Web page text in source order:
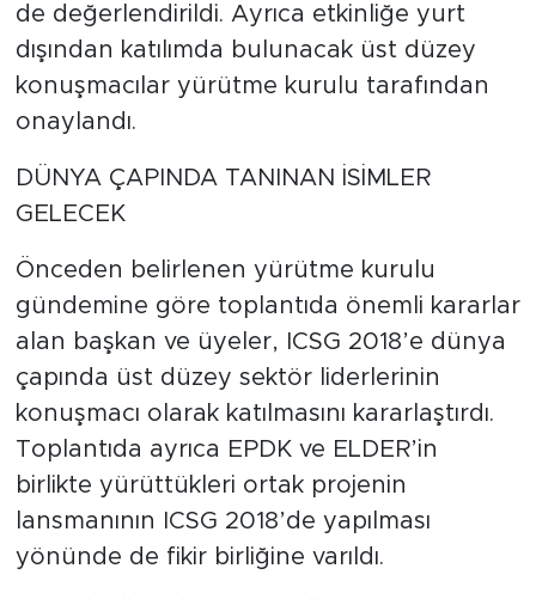
de değerlendirildi. Ayrıca etkinliğe yurt
dışından katılımda bulunacak üst düzey
konuşmacılar yürütme kurulu tarafından
onaylandı.
DÜNYA ÇAPINDA TANINAN İSİMLER
GELECEK
Önceden belirlenen yürütme kurulu
gündemine göre toplantıda önemli kararlar
alan başkan ve üyeler, ICSG 2018’e dünya
çapında üst düzey sektör liderlerinin
konuşmacı olarak katılmasını kararlaştırdı.
Toplantıda ayrıca EPDK ve ELDER’in
birlikte yürüttükleri ortak projenin
lansmanının ICSG 2018’de yapılması
yönünde de fikir birliğine varıldı.